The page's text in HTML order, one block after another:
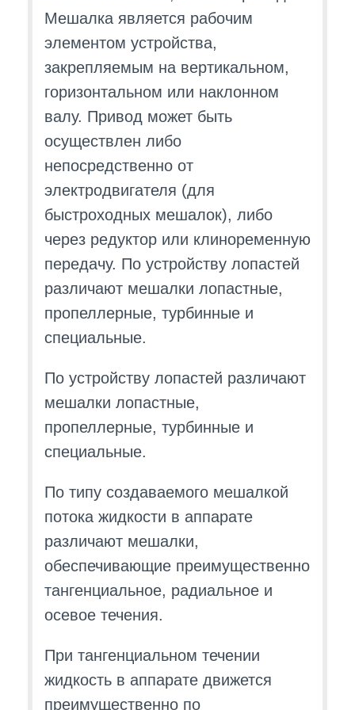
Мешалка является рабочим
элементом устройства,
закрепляемым на вертикальном,
горизонтальном или наклонном
валу. Привод может быть
осуществлен либо
непосредственно от
электродвигателя (для
быстроходных мешалок), либо
через редуктор или клиноременную
передачу. По устройству лопастей
различают мешалки лопастные,
пропеллерные, турбинные и
специальные.
По устройству лопастей различают
мешалки лопастные,
пропеллерные, турбинные и
специальные.
По типу создаваемого мешалкой
потока жидкости в аппарате
различают мешалки,
обеспечивающие преимущественно
тангенциальное, радиальное и
осевое течения.
При тангенциальном течении
жидкость в аппарате движется
преимущественно по